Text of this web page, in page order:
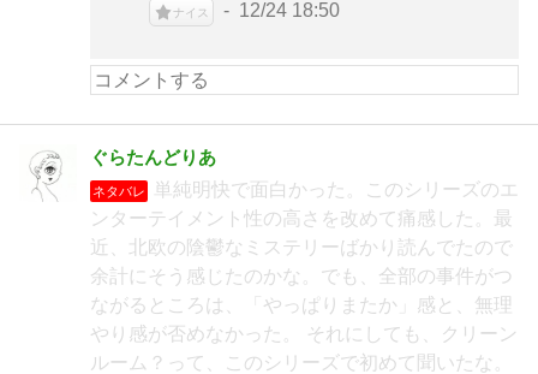
ナイス 12/24 18:50
ぐらたんどりあ
ネタバレ
単純明快で面白かった。このシリーズのエ
ンターテイメント性の高さを改めて痛感した。最
近、北欧の陰鬱なミステリーばかり読んでたので
余計にそう感じたのかな。でも、全部の事件がつ
ながるところは、「やっぱりまたか」感と、無理
やり感が否めなかった。 それにしても、クリーン
ルーム？って、このシリーズで初めて聞いたな。